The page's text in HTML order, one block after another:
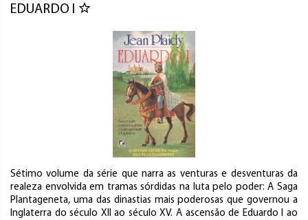
EDUARDO I
Sétimo volume da série que narra as venturas e desventuras da
realeza envolvida em tramas sórdidas na luta pelo poder: A Saga
Plantageneta, uma das dinastias mais poderosas que governou a
Inglaterra do século XII ao século XV. A ascensão de Eduardo I ao